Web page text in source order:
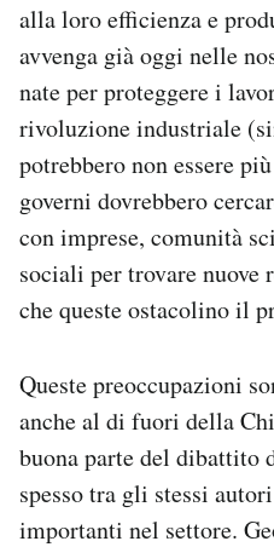
alla loro efficienza e
avvenga già oggi nelle
nate per proteggere i
rivoluzione industriale
potrebbero non essere
governi dovrebbero
con imprese, comunità
sociali per trovare nuove
che queste ostacolino il
Queste preoccupazioni
anche al di fuori della
buona parte del
spesso tra gli stessi
importanti nel settore.